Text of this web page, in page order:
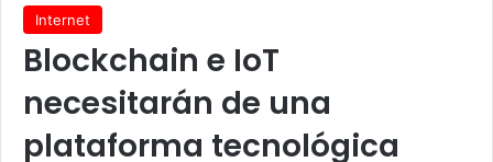
Internet
Blockchain e IoT
necesitarán de una
plataforma tecnológica